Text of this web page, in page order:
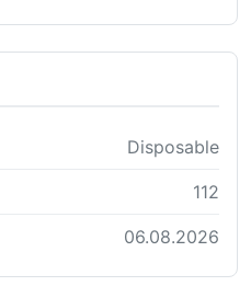
Disposable
112
06.08.2026